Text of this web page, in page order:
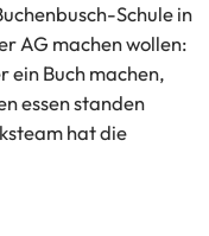
Schule in
AG machen wollen:
ein Buch machen,
essen standen
hat die